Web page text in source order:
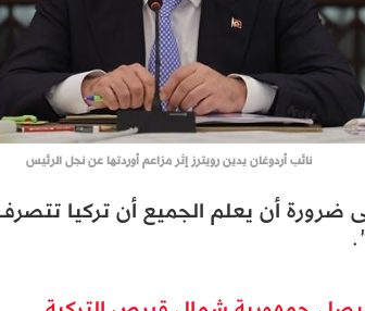
نائب أردوغان يدين رويترز إثر مزاعم أوردتها عن نجل الرئيس
أن يعلم الجميع أن تركيا